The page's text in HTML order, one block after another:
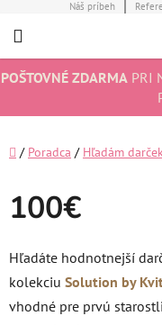
na
Náš príbeh
POŠTOVNÉ ZDARMAPRI
Domov
/ Poradca / Hľadám
100€
Hľadáte hodnotnejší
kolekciu Solution by
vhodné pre prvú